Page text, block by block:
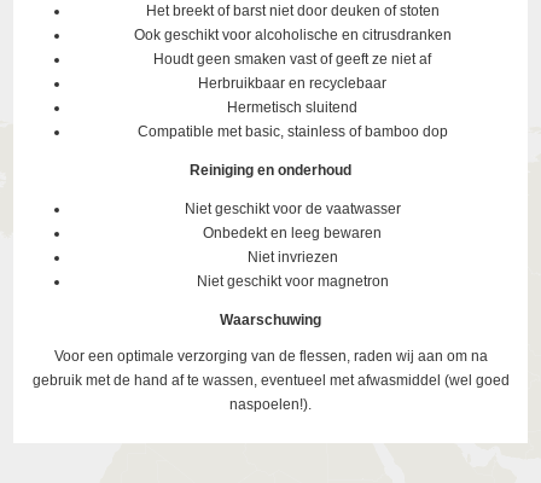
Het breekt of barst niet door deuken of stoten
Ook geschikt voor alcoholische en citrusdranken
Houdt geen smaken vast of geeft ze niet af
Herbruikbaar en recyclebaar
Hermetisch sluitend
Compatible met basic, stainless of bamboo dop
Reiniging en onderhoud
Niet geschikt voor de vaatwasser
Onbedekt en leeg bewaren
Niet invriezen
Niet geschikt voor magnetron
Waarschuwing
Voor een optimale verzorging van de flessen, raden wij aan om na
gebruik met de hand af te wassen, eventueel met afwasmiddel (wel goed
naspoelen!).